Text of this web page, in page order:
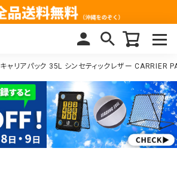
キャリアパック 35L シンセティックレザー CARRIER